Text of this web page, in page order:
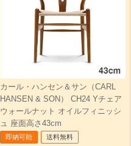
カール・ハンセン＆サン（CARL
HANSEN & SON） CH24 Yチェア
ウォールナット オイルフィニッシ
ュ 座面高さ43cm
即納可能 送料無料